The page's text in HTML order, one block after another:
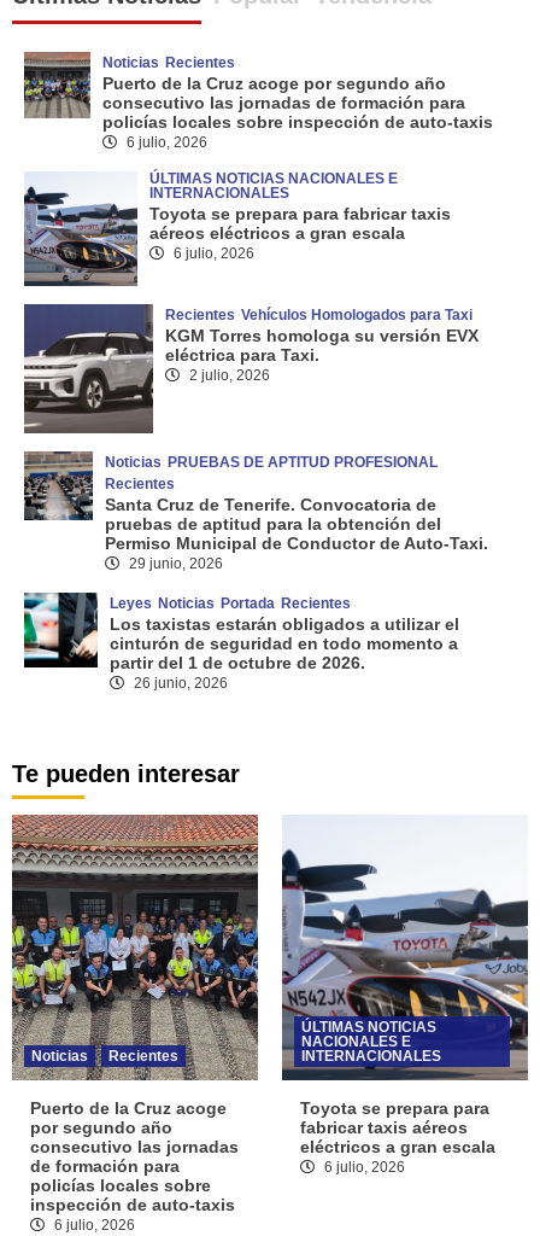
Noticias Recientes
Puerto de la Cruz acoge por segundo año
consecutivo las jornadas de formación para
policías locales sobre inspección de auto-taxis
6 julio, 2026
ÚLTIMAS NOTICIAS NACIONALES E
INTERNACIONALES
Toyota se prepara para fabricar taxis
aéreos eléctricos a gran escala
6 julio, 2026
Recientes Vehículos Homologados para Taxi
KGM Torres homologa su versión EVX
eléctrica para Taxi.
2 julio, 2026
Noticias PRUEBAS DE APTITUD PROFESIONAL
Recientes
Santa Cruz de Tenerife. Convocatoria de
pruebas de aptitud para la obtención del
Permiso Municipal de Conductor de Auto-Taxi.
29 junio, 2026
Leyes Noticias Portada Recientes
Los taxistas estarán obligados a utilizar el
cinturón de seguridad en todo momento a
partir del 1 de octubre de 2026.
26 junio, 2026
Te pueden interesar
Noticias Recientes
Puerto de la Cruz acoge
por segundo año
consecutivo las jornadas
de formación para
policías locales sobre
inspección de auto-taxis
6 julio, 2026
ÚLTIMAS NOTICIAS
NACIONALES E
INTERNACIONALES
Toyota se prepara para
fabricar taxis aéreos
eléctricos a gran escala
6 julio, 2026